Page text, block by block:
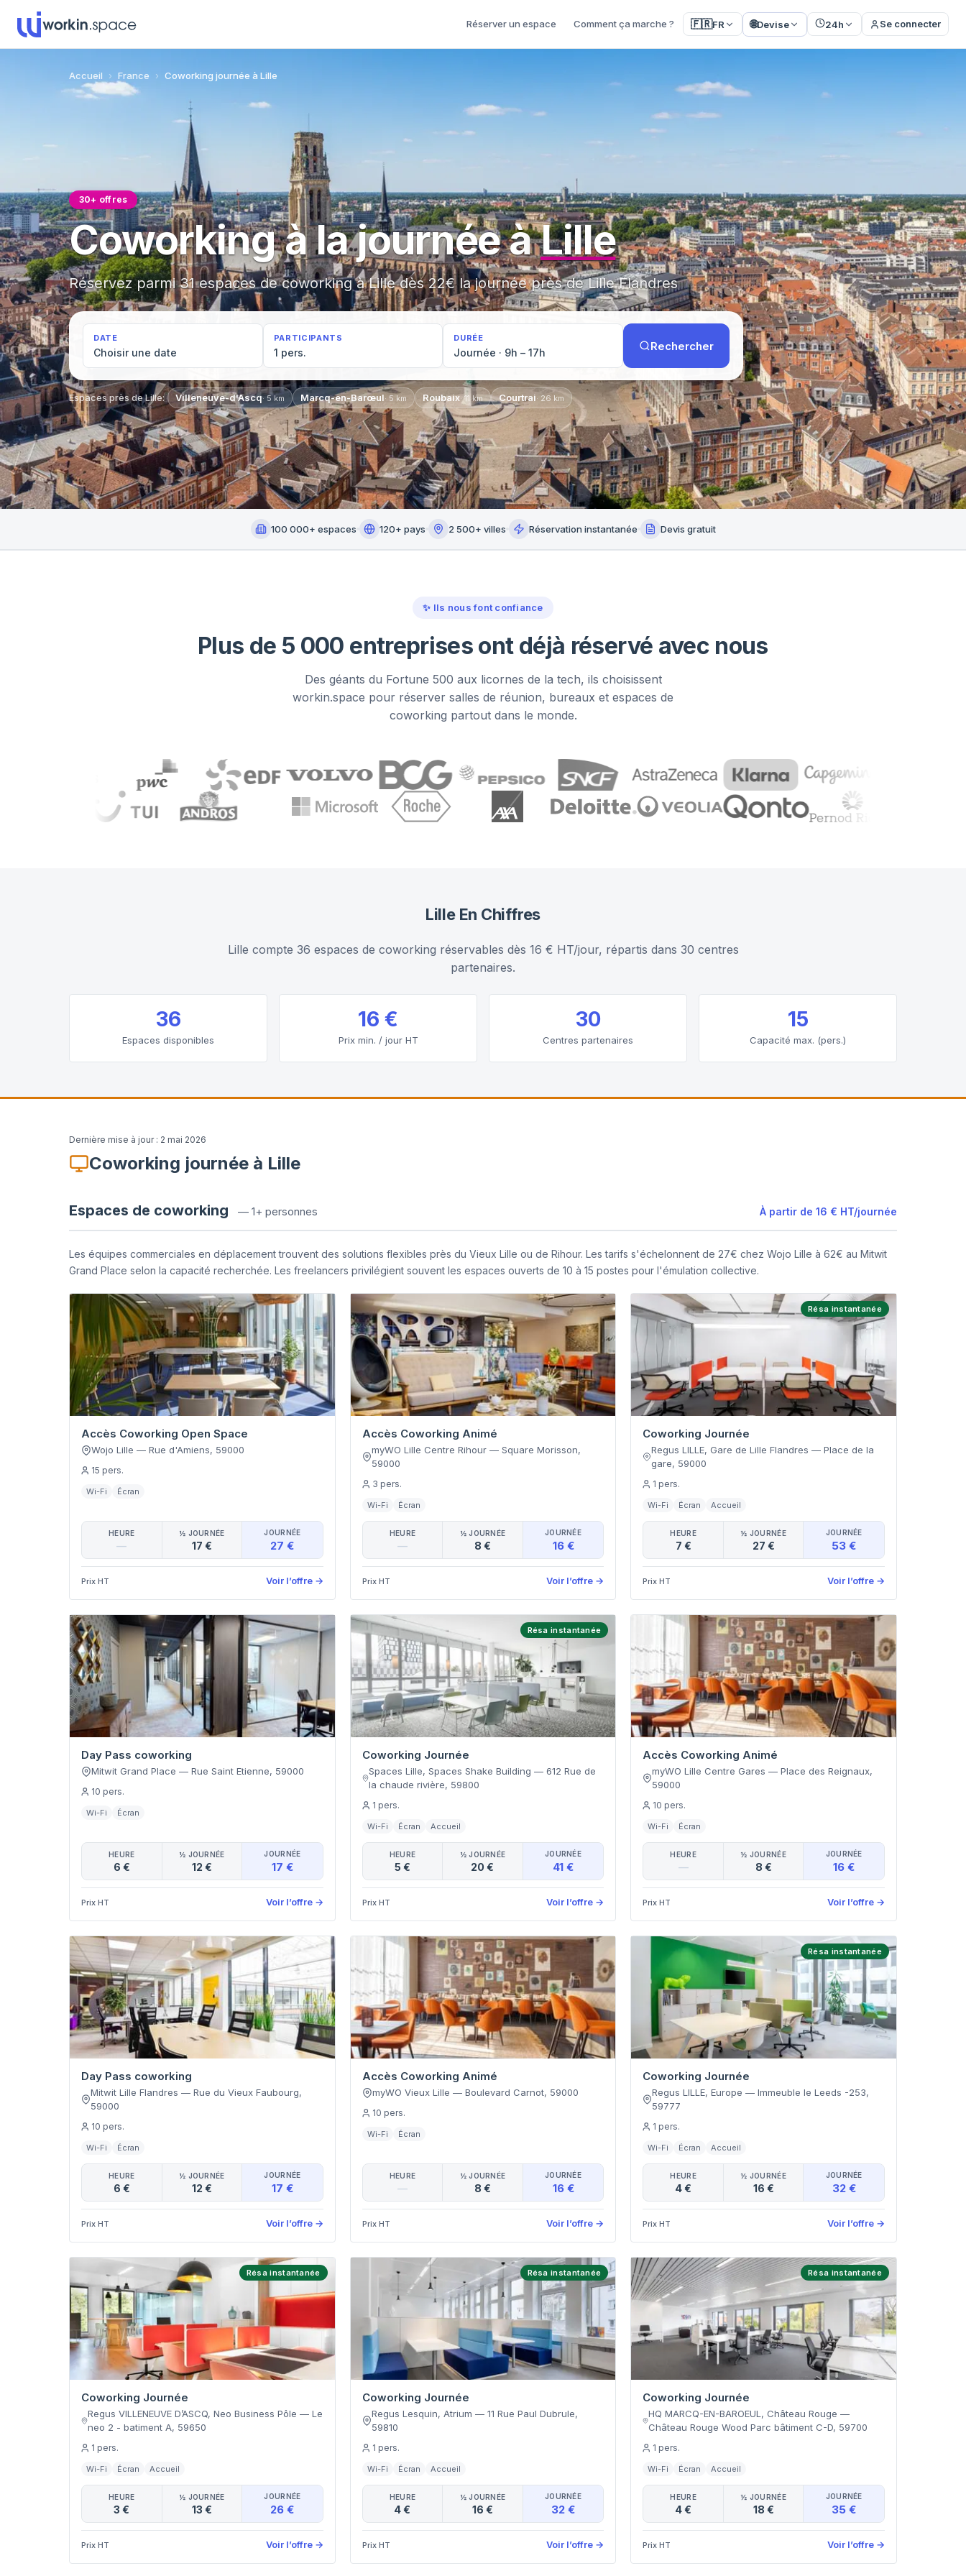
Réserver un espace Comment ça marche ? 🇫🇷FR 🌐Devise 24h Se connecter
Accueil › France › Coworking journée à Lille
30+ offres
Coworking à la journée àLille
Réservez parmi 31 espaces de coworking à Lille dès 22€ la journée près de Lille Flandres
DATE
Choisir une date
PARTICIPANTS
1 pers.
DURÉE
Journée · 9h – 17h Rechercher
Espaces près deLille: Villeneuve-d'Ascq· 5km Marcq-en-Barœul·5 km Roubaix·11 km Courtrai· 26 km
100 000+ espaces 120+ pays 2 500+ villes Réservation instantanée Devis gratuit
✨ Ils nous font confiance
Plus de 5 000 entreprises ont déjà réservé avec nous
Des géants du Fortune 500 aux licornes de la tech, ils choisissent
workin.space pour réserver salles de réunion, bureaux et espaces de
coworking partout dans le monde.
Lille En Chiffres
Lille compte 36 espaces de coworking réservables dès 16 € HT/jour, répartis dans 30 centres
partenaires.
36
Espaces disponibles
16 €
Prix min. / jour HT
30
Centres partenaires
15
Capacité max. (pers.)
Dernière mise à jour : 2 mai 2026
Coworking journée à Lille
Espaces de coworking — 1+ personnes À partir de 16 € HT/journée
Les équipes commerciales en déplacement trouvent des solutions flexibles près du Vieux Lille ou de Rihour. Les tarifs s'échelonnent de 27€ chez Wojo Lille à 62€ au Mitwit
Grand Place selon la capacité recherchée. Les freelancers privilégient souvent les espaces ouverts de 10 à 15 postes pour l'émulation collective.
Accès Coworking Open Space
Wojo Lille — Rue d'Amiens, 59000
15 pers.
Wi-Fi Écran
HEURE
—
½ JOURNÉE
17 €
JOURNÉE
27 €
Prix HT Voir l’offre →
Accès Coworking Animé
myWO Lille Centre Rihour — Square Morisson,
59000
3 pers.
Wi-Fi Écran
HEURE
—
½ JOURNÉE
8 €
JOURNÉE
16 €
Prix HT Voir l’offre →
Résa instantanée
Coworking Journée
Regus LILLE, Gare de Lille Flandres — Place de la
gare, 59000
1 pers.
Wi-Fi Écran Accueil
HEURE
7 €
½ JOURNÉE
27 €
JOURNÉE
53 €
Prix HT Voir l’offre →
Day Pass coworking
Mitwit Grand Place — Rue Saint Etienne, 59000
10 pers.
Wi-Fi Écran
HEURE
6 €
½ JOURNÉE
12 €
JOURNÉE
17 €
Prix HT Voir l’offre →
Résa instantanée
Coworking Journée
Spaces Lille, Spaces Shake Building — 612 Rue de
la chaude rivière, 59800
1 pers.
Wi-Fi Écran Accueil
HEURE
5 €
½ JOURNÉE
20 €
JOURNÉE
41 €
Prix HT Voir l’offre →
Accès Coworking Animé
myWO Lille Centre Gares — Place des Reignaux,
59000
10 pers.
Wi-Fi Écran
HEURE
—
½ JOURNÉE
8 €
JOURNÉE
16 €
Prix HT Voir l’offre →
Day Pass coworking
Mitwit Lille Flandres — Rue du Vieux Faubourg,
59000
10 pers.
Wi-Fi Écran
HEURE
6 €
½ JOURNÉE
12 €
JOURNÉE
17 €
Prix HT Voir l’offre →
Accès Coworking Animé
myWO Vieux Lille — Boulevard Carnot, 59000
10 pers.
Wi-Fi Écran
HEURE
—
½ JOURNÉE
8 €
JOURNÉE
16 €
Prix HT Voir l’offre →
Résa instantanée
Coworking Journée
Regus LILLE, Europe — Immeuble le Leeds -253,
59777
1 pers.
Wi-Fi Écran Accueil
HEURE
4 €
½ JOURNÉE
16 €
JOURNÉE
32 €
Prix HT Voir l’offre →
Résa instantanée
Coworking Journée
Regus VILLENEUVE D’ASCQ, Neo Business Pôle — Le
neo 2 - batiment A, 59650
1 pers.
Wi-Fi Écran Accueil
HEURE
3 €
½ JOURNÉE
13 €
JOURNÉE
26 €
Prix HT Voir l’offre →
Résa instantanée
Coworking Journée
Regus Lesquin, Atrium — 11 Rue Paul Dubrule,
59810
1 pers.
Wi-Fi Écran Accueil
HEURE
4 €
½ JOURNÉE
16 €
JOURNÉE
32 €
Prix HT Voir l’offre →
Résa instantanée
Coworking Journée
HQ MARCQ-EN-BAROEUL, Château Rouge —
Château Rouge Wood Parc bâtiment C-D, 59700
1 pers.
Wi-Fi Écran Accueil
HEURE
4 €
½ JOURNÉE
18 €
JOURNÉE
35 €
Prix HT Voir l’offre →